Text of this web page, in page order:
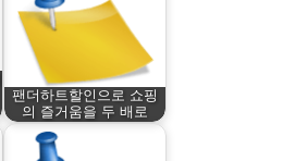
팬더하트할인으로 쇼핑
의 즐거움을 두 배로